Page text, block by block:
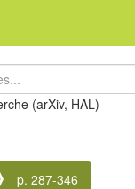
(arXiv, HAL)
p. 287-346